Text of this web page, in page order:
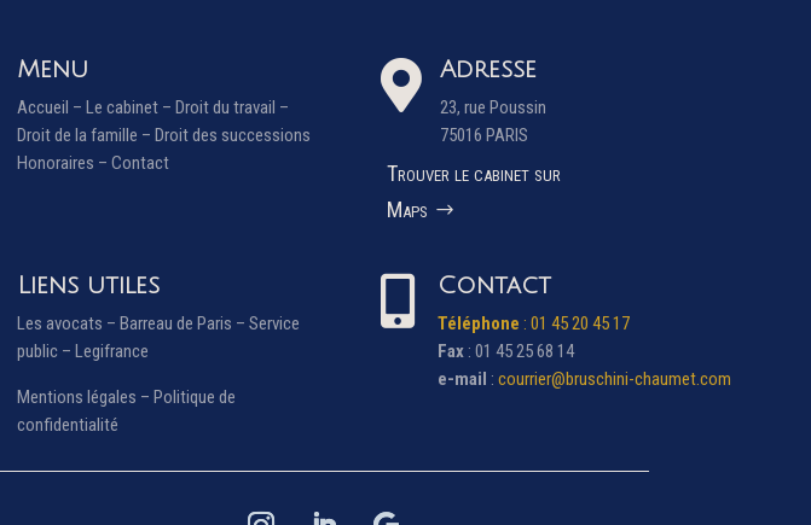
Menu
Accueil –Le cabinet –Droit du travail –
Droit de la famille –Droit des successions
Honoraires –Contact
 Adresse
23, rue Poussin
75016 PARIS
Trouver le cabinet sur
Maps
Liens utiles
Les avocats –Barreau de Paris –Service
public –Legifrance
Mentions légales –Politique de
confidentialité
 Contact
Téléphone : 01 45 20 45 17
Fax: 01 45 25 68 14
e-mail : courrier@bruschini-chaumet.com